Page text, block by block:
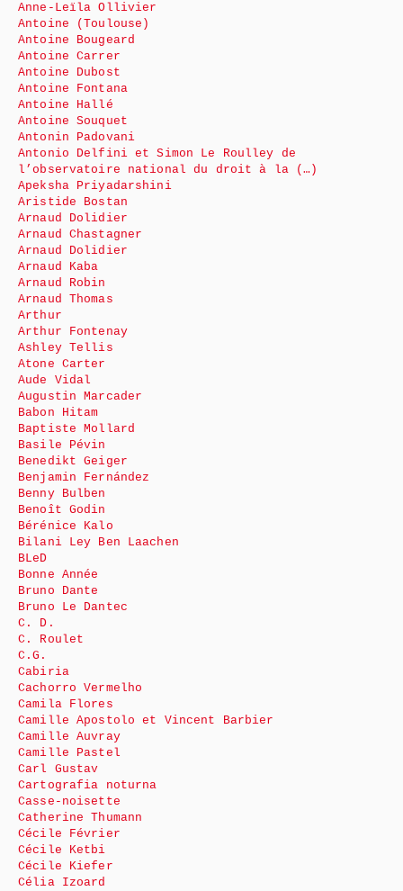
Anne-Leïla Ollivier
Antoine (Toulouse)
Antoine Bougeard
Antoine Carrer
Antoine Dubost
Antoine Fontana
Antoine Hallé
Antoine Souquet
Antonin Padovani
Antonio Delfini et Simon Le Roulley de
l’observatoire national du droit à la (…)
Apeksha Priyadarshini
Aristide Bostan
Arnaud Dolidier
Arnaud Chastagner
Arnaud Dolidier
Arnaud Kaba
Arnaud Robin
Arnaud Thomas
Arthur
Arthur Fontenay
Ashley Tellis
Atone Carter
Aude Vidal
Augustin Marcader
Babon Hitam
Baptiste Mollard
Basile Pévin
Benedikt Geiger
Benjamin Fernández
Benny Bulben
Benoît Godin
Bérénice Kalo
Bilani Ley Ben Laachen
BLeD
Bonne Année
Bruno Dante
Bruno Le Dantec
C. D.
C. Roulet
C.G.
Cabiria
Cachorro Vermelho
Camila Flores
Camille Apostolo et Vincent Barbier
Camille Auvray
Camille Pastel
Carl Gustav
Cartografia noturna
Casse-noisette
Catherine Thumann
Cécile Février
Cécile Ketbi
Cécile Kiefer
Célia Izoard